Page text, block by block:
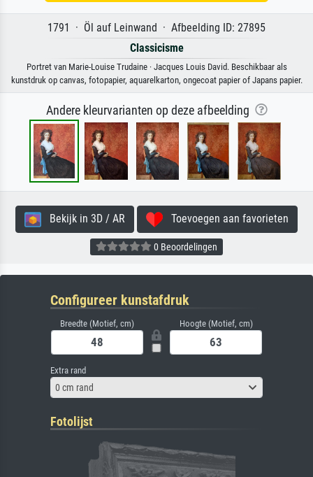
1791 · Öl auf Leinwand · Afbeelding ID: 27895
Classicisme
Portret van Marie-Louise Trudaine · Jacques Louis David. Beschikbaar als
kunstdruk op canvas, fotopapier, aquarelkarton, ongecoat papier of Japans papier.
Andere kleurvarianten op deze afbeelding
Bekijk in 3D / AR Toevoegen aan favorieten
0 Beoordelingen
Configureer kunstafdruk
Breedte (Motief, cm) Hoogte (Motief, cm)
Extra rand
0 cm rand
Fotolijst